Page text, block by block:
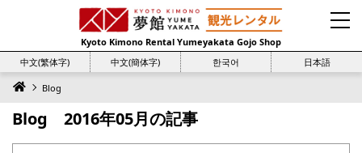
Kyoto Kimono Rental Yumeyakata Gojo Shop
中文(繁体字)
中文(簡体字) 한국어 日本語
Blog
Blog 2016年05月の記事